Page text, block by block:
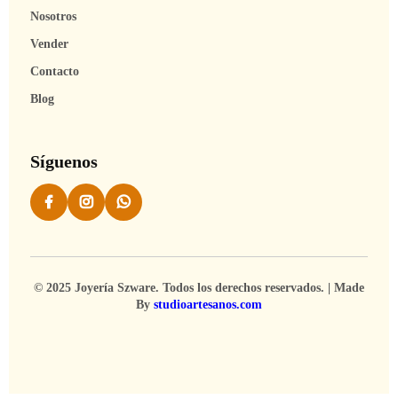
Nosotros
Vender
Contacto
Blog
Síguenos
© 2025 Joyería Szware. Todos los derechos reservados. | Made
By studioartesanos.com